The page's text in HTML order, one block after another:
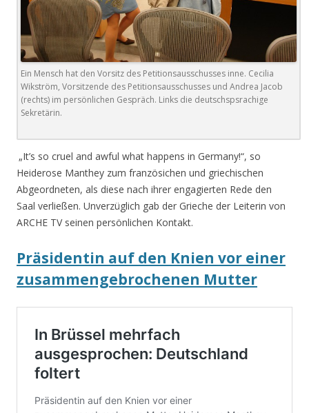
Ein Mensch hat den Vorsitz des Petitionsausschusses inne. Cecilia
Wikström, Vorsitzende des Petitionsausschusses und Andrea Jacob
(rechts) im persönlichen Gespräch. Links die deutschspsrachige
Sekretärin.
„It’s so cruel and awful what happens in Germany!“, so
Heiderose Manthey zum französichen und griechischen
Abgeordneten, als diese nach ihrer engagierten Rede den
Saal verließen. Unverzüglich gab der Grieche der Leiterin von
ARCHE TV seinen persönlichen Kontakt.
Präsidentin auf den Knien vor einer
zusammengebrochenen Mutter